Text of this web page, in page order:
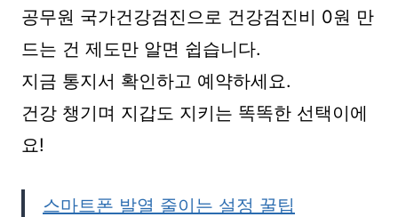
공무원 국가건강검진으로 건강검진비 0원 만
드는 건 제도만 알면 쉽습니다.
지금 통지서 확인하고 예약하세요.
건강 챙기며 지갑도 지키는 똑똑한 선택이에
요!
스마트폰 발열 줄이는 설정 꿀팁